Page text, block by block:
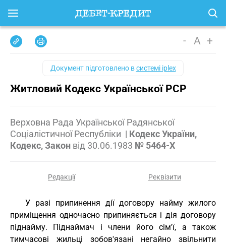
- A +
Документ підготовлено всистемі iplex
Житловий Кодекс Української РСР
Верховна Рада Української Радянської
Соціалістичної Республіки | Кодекс України,
Кодекс, Закон від 30.06.1983 № 5464-X
Редакції Реквізити
У разі припинення дії договору найму жилого
приміщення одночасно припиняється і дія договору
піднайму. Піднаймач і члени його сім'ї, а також
тимчасові жильці зобов'язані негайно звільнити